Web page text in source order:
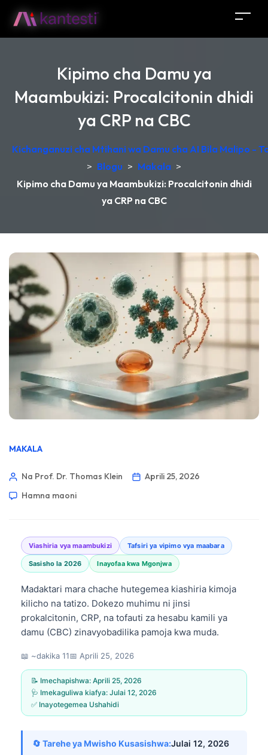
Kipimo cha Damu ya
Maambukizi: Procalcitonin dhidi
ya CRP na CBC
Kichanganuzi cha Mtihani wa Damu cha AI Bila Malipo -
> Blogu > Makala >
Kipimo cha Damu ya Maambukizi: Procalcitonin dhidi
ya CRP na CBC
MAKALA
Na Prof. Dr. Thomas Klein
Aprili 25, 2026
Hamna maoni
Viashiria vya maambukizi Tafsiri ya vipimo vya maabara
Sasisho la 2026 Inayofaa kwa Mgonjwa
Madaktari mara chache hutegemea kiashiria kimoja
kilicho na tatizo. Dokezo muhimu ni jinsi
prokalcitonin, CRP, na tofauti za hesabu kamili ya
damu (CBC) zinavyobadilika pamoja kwa muda.
📖 ~dakika 11📅 Aprili 25, 2026
📝 Imechapishwa: Aprili 25, 2026
🩺 Imekaguliwa kiafya: Julai 12, 2026
✅ Inayotegemea Ushahidi
🔄 Tarehe ya Mwisho Kusasishwa:Julai 12, 2026